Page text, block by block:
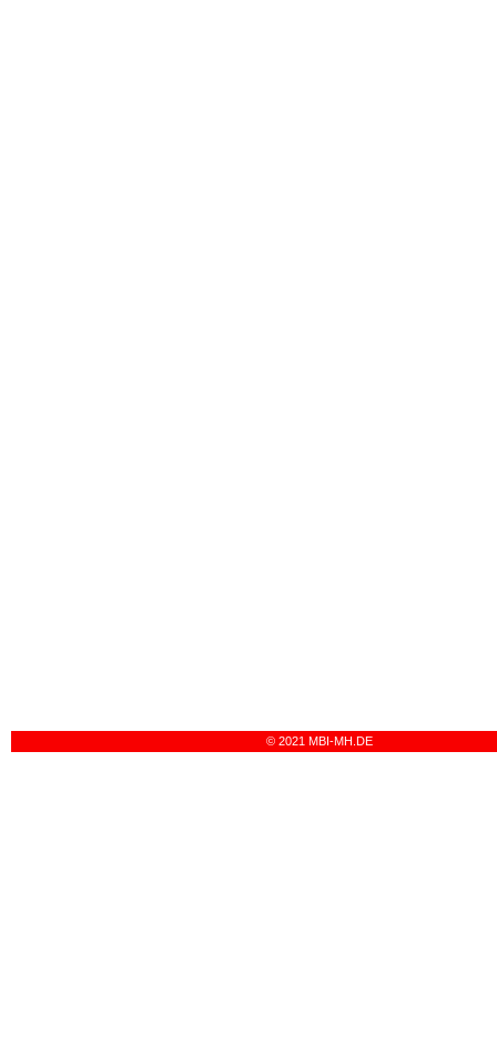
© 2021 MBI-MH.DE